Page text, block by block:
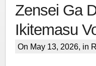
Zensei Ga
Ikitemasu
On May 13, 2026, in